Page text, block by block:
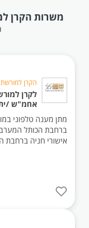
משרות הקרן
הקרן
לקרן
אחמ"ש /
מתן מענה טלפוני
ברחבת הכותל
אישורי חניה ברחבת